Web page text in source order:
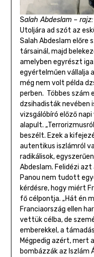
Salah Abdeslam –
Utoljára ad szót az
Salah Abdeslam előre
társainál, majd
amelyben egyrészt
egyértelműen vállalja
még nem volt példa
perben. Többes szám
dzsihadisták nevében
vizsgálóbíró előző
alapult.
beszélt. Ezek a
autentikus iszlámról
radikálisok,
Abdeslam. Felidézi
Panou nem tudott
kérdésre, hogy miért
fő célpontja. „Hát én
Franciaország ellen
vettük célba, de
emberekkel, a
Mégpedig azért, mert
bombázzák az Iszlám